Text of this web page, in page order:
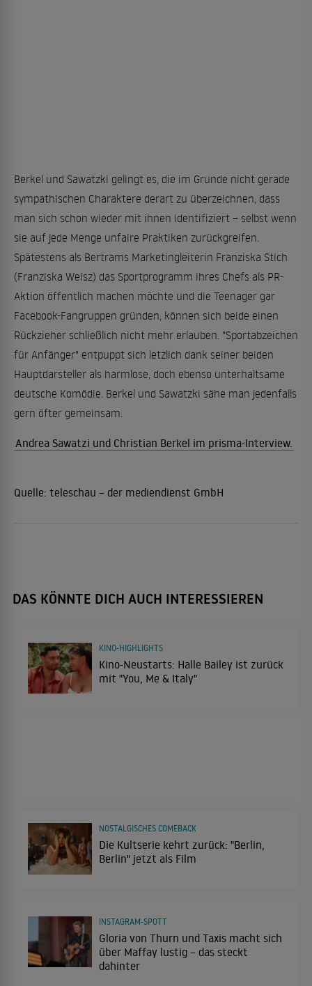
Berkel und Sawatzki gelingt es, die im Grunde nicht gerade
sympathischen Charaktere derart zu überzeichnen, dass
man sich schon wieder mit ihnen identifiziert – selbst wenn
sie auf jede Menge unfaire Praktiken zurückgreifen.
Spätestens als Bertrams Marketingleiterin Franziska Stich
(Franziska Weisz) das Sportprogramm ihres Chefs als PR-
Aktion öffentlich machen möchte und die Teenager gar
Facebook-Fangruppen gründen, können sich beide einen
Rückzieher schließlich nicht mehr erlauben. "Sportabzeichen
für Anfänger" entpuppt sich letzlich dank seiner beiden
Hauptdarsteller als harmlose, doch ebenso unterhaltsame
deutsche Komödie. Berkel und Sawatzki sähe man jedenfalls
gern öfter gemeinsam.
Andrea Sawatzi und Christian Berkel im prisma-Interview.
Quelle: teleschau – der mediendienst GmbH
DAS KÖNNTE DICH AUCH INTERESSIEREN
Kino-Neustarts: Halle Bailey ist zurück
mit "You, Me & Italy"
KINO-HIGHLIGHTS
Die Kultserie kehrt zurück: "Berlin,
Berlin" jetzt als Film
NOSTALGISCHES COMEBACK
Gloria von Thurn und Taxis macht sich
über Maffay lustig – das steckt
dahinter
INSTAGRAM-SPOTT